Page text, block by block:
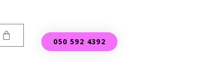
050 592 4392